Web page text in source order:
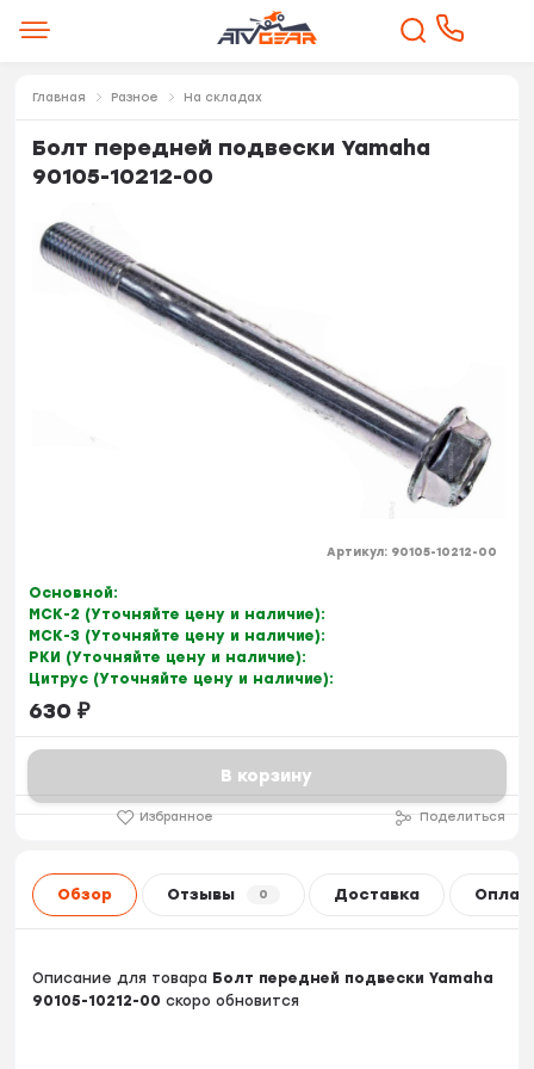
Главная Разное На складах
Болт передней подвески Yamaha
90105-10212-00
Артикул: 90105-10212-00
Основной:
МСК-2 (Уточняйте цену и наличие):
МСК-3 (Уточняйте цену и наличие):
РКИ (Уточняйте цену и наличие):
Цитрус (Уточняйте цену и наличие):
630 ₽
В корзину
Избранное Поделиться
Обзор Отзывы 0 Доставка
Описание для товара Болт передней подвески Yamaha
90105-10212-00 скоро обновится